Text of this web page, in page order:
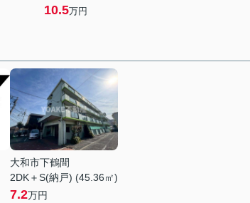
10.5万円
大和市下鶴間
2DK＋S(納戸) (45.36㎡)
7.2万円